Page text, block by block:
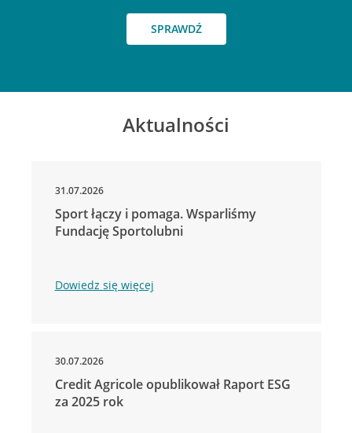
SPRAWDŹ
Aktualności
31.07.2026
Sport łączy i pomaga. Wsparliśmy
Fundację Sportolubni
Dowiedz się więcej
30.07.2026
Credit Agricole opublikował Raport ESG
za 2025 rok